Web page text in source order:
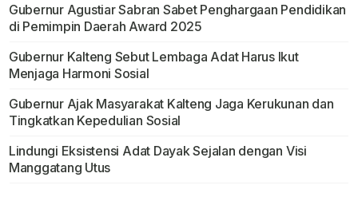
Gubernur Agustiar Sabran Sabet Penghargaan Pendidikan
di Pemimpin Daerah Award 2025
Gubernur Kalteng Sebut Lembaga Adat Harus Ikut
Menjaga Harmoni Sosial
Gubernur Ajak Masyarakat Kalteng Jaga Kerukunan dan
Tingkatkan Kepedulian Sosial
Lindungi Eksistensi Adat Dayak Sejalan dengan Visi
Manggatang Utus